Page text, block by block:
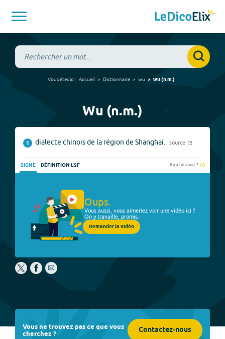
Vous êtes ici : Accueil Dictionnaire wu wu(n.m.)
Wu (n.m.)
1 dialecte chinois de la région de Shanghai. source
SIGNE DÉFINITION LSF Il y a un souci ?
Oups.
Vous aussi, vous aimeriez voir une vidéo ici ?
On y travaille, promis.
Demander la vidéo
Vous ne trouvez pas ce que vous
cherchez ? Contactez-nous